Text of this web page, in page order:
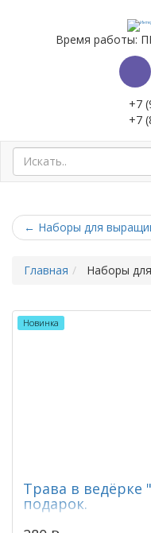
Время работы:
+7
+7
← Наборы для
Главная Наборы
Новинка
Трава в ведёрке
подарок.